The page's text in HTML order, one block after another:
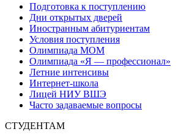
Подготовка к поступлению
Дни открытых дверей
Иностранным абитуриентам
Условия поступления
Олимпиада МОМ
Олимпиада «Я — профессионал»
Летние интенсивы
Интернет-школа
Лицей НИУ ВШЭ
Часто задаваемые вопросы
СТУДЕНТАМ